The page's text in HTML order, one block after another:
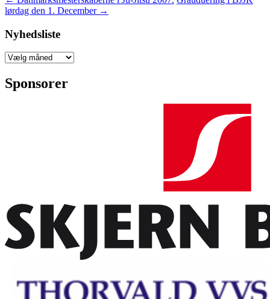
lørdag den 1. December →
Nyhedsliste
Nyhedsliste
Sponsorer